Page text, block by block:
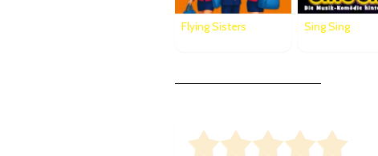
Flying Sisters Sing Sing